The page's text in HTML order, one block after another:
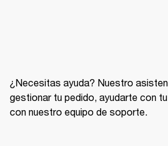
¿Necesitas ayuda? Nuestro
gestionar tu pedido, ayudarte con
con nuestro equipo de soporte.